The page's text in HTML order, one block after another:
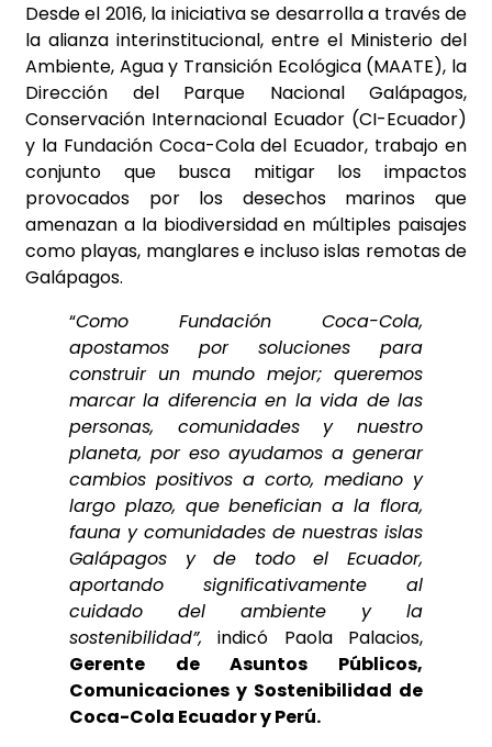
Desde el 2016, la iniciativa se desarrolla a través de
la alianza interinstitucional, entre el Ministerio del
Ambiente, Agua y Transición Ecológica (MAATE), la
Dirección del Parque Nacional Galápagos,
Conservación Internacional Ecuador (CI-Ecuador)
y la Fundación Coca-Cola del Ecuador, trabajo en
conjunto que busca mitigar los impactos
provocados por los desechos marinos que
amenazan a la biodiversidad en múltiples paisajes
como playas, manglares e incluso islas remotas de
Galápagos.
“Como Fundación Coca-Cola,
apostamos por soluciones para
construir un mundo mejor; queremos
marcar la diferencia en la vida de las
personas, comunidades y nuestro
planeta, por eso ayudamos a generar
cambios positivos a corto, mediano y
largo plazo, que benefician a la flora,
fauna y comunidades de nuestras islas
Galápagos y de todo el Ecuador,
aportando significativamente al
cuidado del ambiente y la
sostenibilidad”, indicó Paola Palacios,
Gerente de Asuntos Públicos,
Comunicaciones y Sostenibilidad de
Coca-Cola Ecuador y Perú.